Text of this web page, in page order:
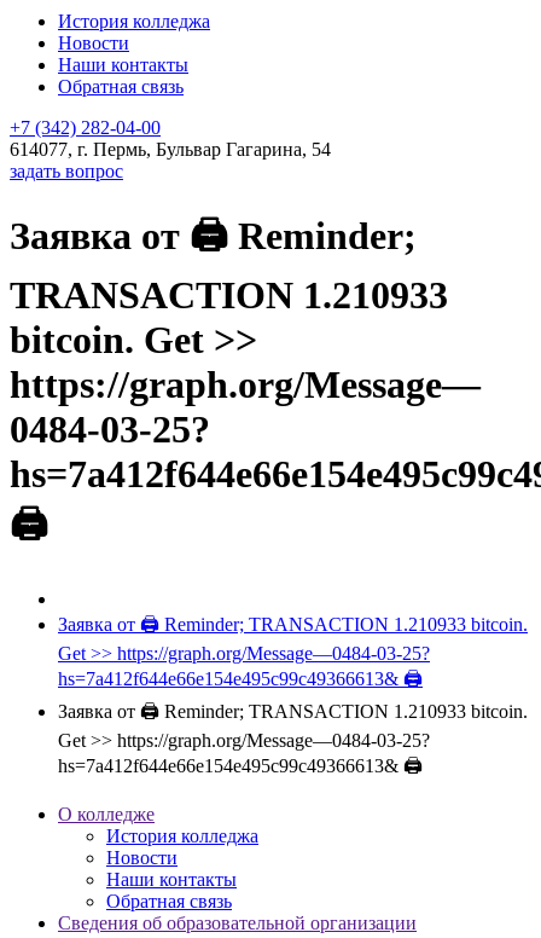
История колледжа
Новости
Наши контакты
Обратная связь
+7 (342) 282-04-00
614077, г. Пермь, Бульвар Гагарина, 54
задать вопрос
Заявка от 🖨 Reminder;
TRANSACTION 1.210933
bitcoin. Get >>
https://graph.org/Message—
0484-03-25?
🖨
Заявка от 🖨 Reminder; TRANSACTION 1.210933 bitcoin.
Get >> https://graph.org/Message—0484-03-25?
hs=7a412f644e66e154e495c99c49366613& 🖨
Заявка от 🖨 Reminder; TRANSACTION 1.210933 bitcoin.
Get >> https://graph.org/Message—0484-03-25?
hs=7a412f644e66e154e495c99c49366613& 🖨
О колледже
История колледжа
Новости
Наши контакты
Обратная связь
Сведения об образовательной организации